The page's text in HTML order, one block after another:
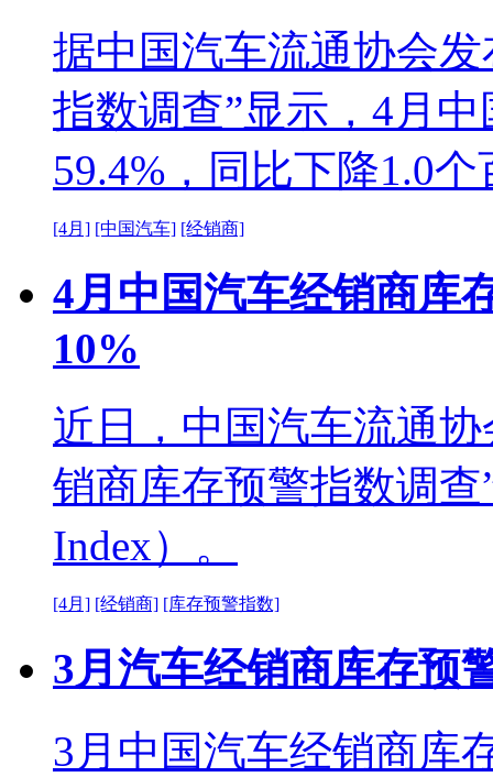
据中国汽车流通协会
指数调查”显示，4月
59.4%，同比下降1.0
[4月] [中国汽车] [经销商]
4月中国汽车经销商库
10%
近日，中国汽车流通
销商库存预警指数调查
Index）。
[4月] [经销商] [库存预警指数]
3月汽车经销商库存预
3月中国汽车经销商库